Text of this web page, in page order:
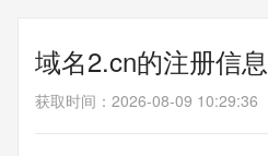
域名2.cn的注册信息
获取时间 ： 2026-08-09 10:29:36